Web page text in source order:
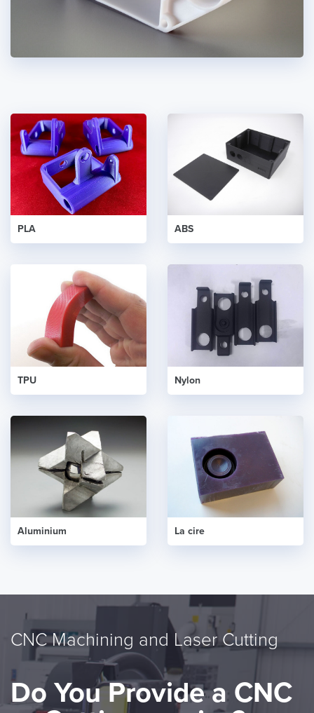
PLA ABS
TPU Nylon
Aluminium La cire
CNC Machining and Laser Cutting
Do You Provide a CNC